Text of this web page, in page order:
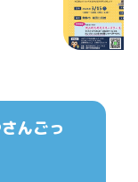
んごっ